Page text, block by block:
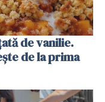
de vanilie.
de la prima